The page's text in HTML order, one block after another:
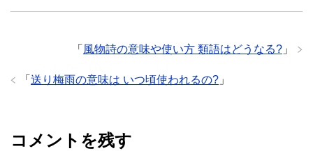
「 風物詩の意味や使い方 類語はどうなる? 」
「 送り梅雨の意味は いつ頃使われるの? 」
コメントを残す